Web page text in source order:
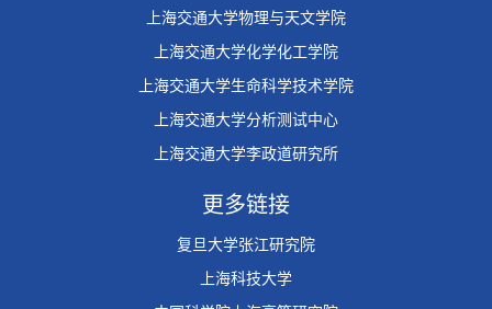
上海交通大学物理与天文学院
上海交通大学化学化工学院
上海交通大学生命科学技术学院
上海交通大学分析测试中心
上海交通大学李政道研究所
更多链接
复旦大学张江研究院
上海科技大学